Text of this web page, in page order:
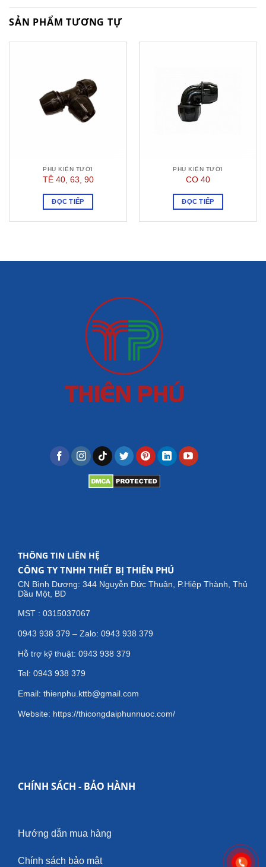
SẢN PHẨM TƯƠNG TỰ
PHỤ KIỆN TƯỚI
TÊ 40, 63, 90
ĐỌC TIẾP
PHỤ KIỆN TƯỚI
CO 40
ĐỌC TIẾP
THÔNG TIN LIÊN HỆ
CÔNG TY TNHH THIẾT BỊ THIÊN PHÚ
CN Bình Dương: 344 Nguyễn Đức Thuận, P.Hiệp Thành, Thủ
Dầu Một, BD
MST : 0315037067
0943 938 379 – Zalo: 0943 938 379
Hỗ trợ kỹ thuật: 0943 938 379
Tel: 0943 938 379
Email: thienphu.kttb@gmail.com
Website: https://thicongdaiphunnuoc.com/
CHÍNH SÁCH - BẢO HÀNH
Hướng dẫn mua hàng
Chính sách bảo mật